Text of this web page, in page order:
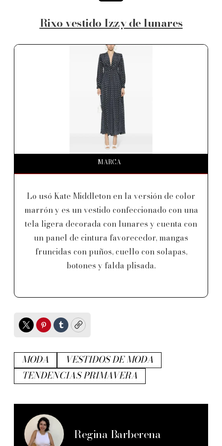
Rixo vestido Izzy de lunares
MARCA
Lo usó Kate Middleton en la versión de color
marrón y es un vestido confeccionado con una
tela ligera decorada con lunares y cuenta con
un panel de cintura favorecedor, mangas
fruncidas con puños, cuello con solapas,
botones y falda plisada.
TwitterPinterest
TumblrCopy
MODA
VESTIDOS DE MODA
TENDENCIAS PRIMAVERA
Regina Barberena